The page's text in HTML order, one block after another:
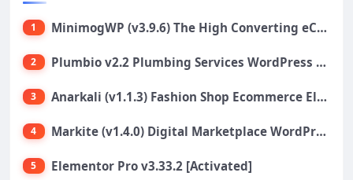
1 MinimogWP (v3.9.6) The High Converting eCommerce WordPress Theme
2 Plumbio v2.2 Plumbing Services WordPress Theme
3 Anarkali (v1.1.3) Fashion Shop Ecommerce Elementor Theme
4 Markite (v1.4.0) Digital Marketplace WordPress Theme
5 Elementor Pro v3.33.2 [Activated]